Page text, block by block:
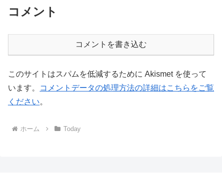
コメント
コメントを書き込む
このサイトはスパムを低減するために Akismet を使って
います。
コメントデータの処理方法の詳細はこちらをご覧
ください。
ホーム Today